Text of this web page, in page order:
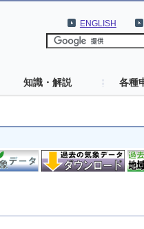
ENGLISH
知識・解説 各種